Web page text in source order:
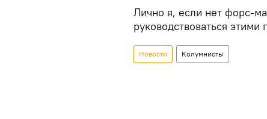
Лично я, если нет форс-
руководствоваться
Новости Колумнисты